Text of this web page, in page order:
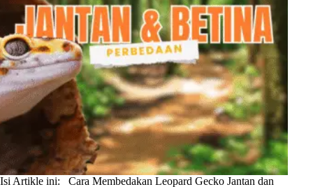
Isi Artikle ini: Cara Membedakan Leopard Gecko Jantan dan